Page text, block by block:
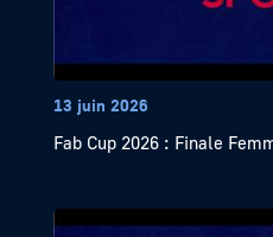
13 juin 2026
Fab Cup 2026 : Finale